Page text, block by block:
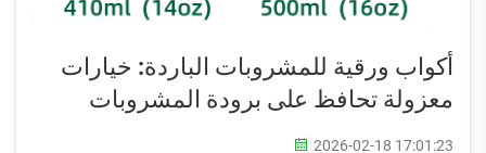
أكواب ورقية للمشروبات الباردة: خيارات
معزولة تحافظ على برودة المشروبات
2026-02-18 17:01:23